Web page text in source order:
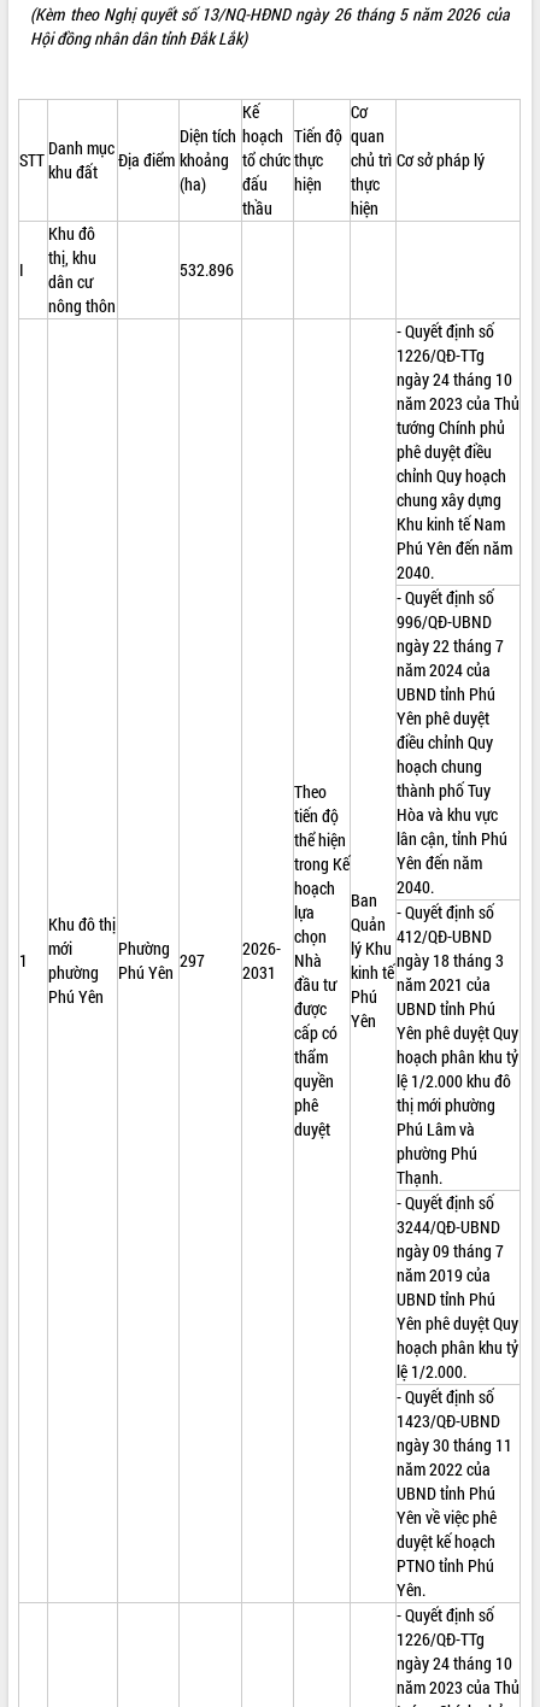
(Kèm theo Nghị quyết số 13/NQ-HĐND ngày 26 tháng 5 năm 2026 của
Hội đồng nhân dân tỉnh Đắk Lắk)
STT
Danh mục
khu đất
Địa điểm
Diện tích
khoảng
(ha)
Kế
hoạch
tổ chức
đấu
thầu
Tiến độ
thực
hiện
Cơ
quan
chủ trì
thực
hiện
Cơ sở pháp lý
I
Khu đô
thị, khu
dân cư
nông thôn
532.896
1
Khu đô thị
mới
phường
Phú Yên
Phường
Phú Yên
297
2026-
2031
Theo
tiến độ
thể hiện
trong Kế
hoạch
lựa
chọn
Nhà
đầu tư
được
cấp có
thẩm
quyền
phê
duyệt
Ban
Quản
lý Khu
kinh tế
Phú
Yên
- Quyết định số
1226/QĐ-TTg
ngày 24 tháng 10
năm 2023 của Thủ
tướng Chính phủ
phê duyệt điều
chỉnh Quy hoạch
chung xây dựng
Khu kinh tế Nam
Phú Yên đến năm
2040.
- Quyết định số
996/QĐ-UBND
ngày 22 tháng 7
năm 2024 của
UBND tỉnh Phú
Yên phê duyệt
điều chỉnh Quy
hoạch chung
thành phố Tuy
Hòa và khu vực
lân cận, tỉnh Phú
Yên đến năm
2040.
- Quyết định số
412/QĐ-UBND
ngày 18 tháng 3
năm 2021 của
UBND tỉnh Phú
Yên phê duyệt Quy
hoạch phân khu tỷ
lệ 1/2.000 khu đô
thị mới phường
Phú Lâm và
phường Phú
Thạnh.
- Quyết định số
3244/QĐ-UBND
ngày 09 tháng 7
năm 2019 của
UBND tỉnh Phú
Yên phê duyệt Quy
hoạch phân khu tỷ
lệ 1/2.000.
- Quyết định số
1423/QĐ-UBND
ngày 30 tháng 11
năm 2022 của
UBND tỉnh Phú
Yên về việc phê
duyệt kế hoạch
PTNO tỉnh Phú
Yên.
- Quyết định số
1226/QĐ-TTg
ngày 24 tháng 10
năm 2023 của Thủ